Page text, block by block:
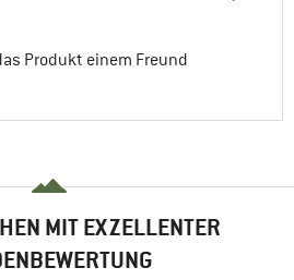
Produkt einem Freund
MIT EXZELLENTER